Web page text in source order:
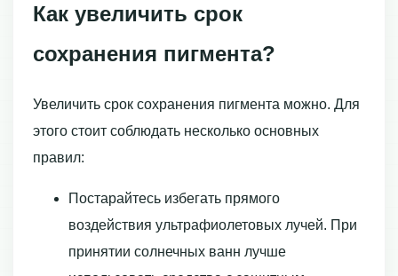
Как увеличить срок
сохранения пигмента?
Увеличить срок сохранения пигмента можно. Для
этого стоит соблюдать несколько основных
правил:
Постарайтесь избегать прямого
воздействия ультрафиолетовых лучей. При
принятии солнечных ванн лучше